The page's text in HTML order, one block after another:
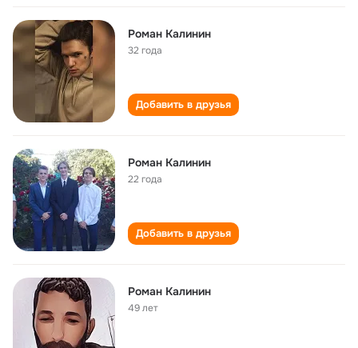
Роман Калинин
32 года
Добавить в друзья
Роман Калинин
22 года
Добавить в друзья
Роман Калинин
49 лет